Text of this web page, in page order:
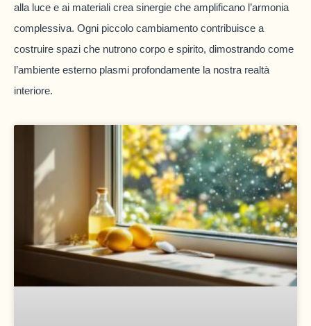
alla luce e ai materiali crea sinergie che amplificano l’armonia
complessiva. Ogni piccolo cambiamento contribuisce a
costruire spazi che nutrono corpo e spirito, dimostrando come
l’ambiente esterno plasmi profondamente la nostra realtà
interiore.